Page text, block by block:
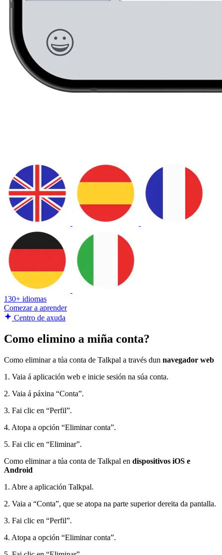
130+ idiomas
Comezar a aprender
Centro de axuda
Como elimino a miña conta?
Como eliminar a túa conta de Talkpal a través dun navegador web
1. Vaia á aplicación web e inicie sesión na súa conta.
2. Vaia á páxina “Conta”.
3. Fai clic en “Perfil”.
4. Atopa a opción “Eliminar conta”.
5. Fai clic en “Eliminar”.
Como eliminar a túa conta de Talkpal en dispositivos iOS e
Android
1. Abre a aplicación Talkpal.
2. Vaia a “Conta”, que se atopa na parte superior dereita da pantalla.
3. Fai clic en “Perfil”.
4. Atopa a opción “Eliminar conta”.